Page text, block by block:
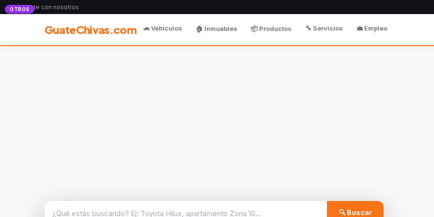
Anunciate con nosotros
GuateChivas.com 🚗 Vehículos 🏠 Inmuebles 📦 Productos 🔧 Servicios 💼 Empleo
🔍 Buscar
OTROS